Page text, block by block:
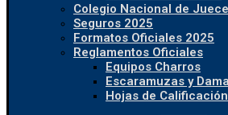
Colegio Nacional de
Seguros 2025
Formatos Oficiales 2025
Reglamentos Oficiales
Equipos Charros
Escaramuzas y
Hojas de Calificación